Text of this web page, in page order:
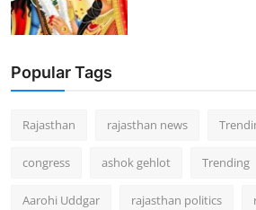
Popular Tags
Rajasthan rajasthan news
congress ashok gehlot Trending
Aarohi Uddgar rajasthan politics